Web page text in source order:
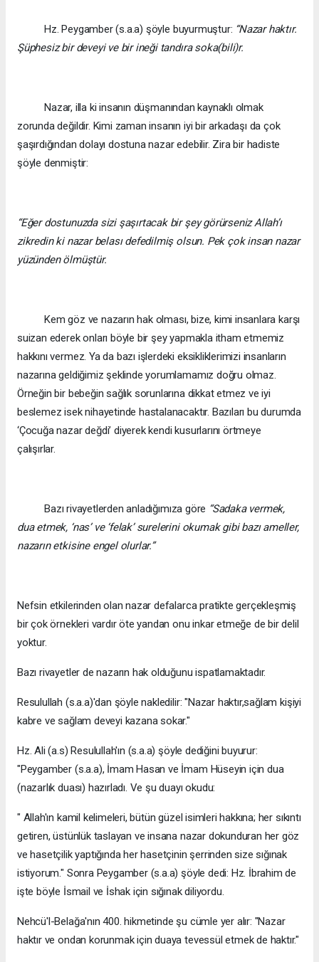
Hz. Peygamber (s.a.a) şöyle buyurmuştur: “Nazar haktır.
Şüphesiz bir deveyi ve bir ineği tandıra soka(bili)r.
Nazar, illa ki insanın düşmanından kaynaklı olmak
zorunda değildir. Kimi zaman insanın iyi bir arkadaşı da çok
şaşırdığından dolayı dostuna nazar edebilir. Zira bir hadiste
şöyle denmiştir:
“Eğer dostunuzda sizi şaşırtacak bir şey görürseniz Allah’ı
zikredin ki nazar belası defedilmiş olsun. Pek çok insan nazar
yüzünden ölmüştür.
Kem göz ve nazarın hak olması, bize, kimi insanlara karşı
suizan ederek onları böyle bir şey yapmakla itham etmemiz
hakkını vermez. Ya da bazı işlerdeki eksikliklerimizi insanların
nazarına geldiğimiz şeklinde yorumlamamız doğru olmaz.
Örneğin bir bebeğin sağlık sorunlarına dikkat etmez ve iyi
beslemez isek nihayetinde hastalanacaktır. Bazıları bu durumda
‘Çocuğa nazar değdi’ diyerek kendi kusurlarını örtmeye
çalışırlar.
Bazı rivayetlerden anladığımıza göre “Sadaka vermek,
dua etmek, ‘nas’ ve ‘felak’ surelerini okumak gibi bazı ameller,
nazarın etkisine engel olurlar.”
Nefsin etkilerinden olan nazar defalarca pratikte gerçekleşmiş
bir çok örnekleri vardır öte yandan onu inkar etmeğe de bir delil
yoktur.
Bazı rivayetler de nazarın hak olduğunu ispatlamaktadır.
Resulullah (s.a.a)'dan şöyle nakledilir: "Nazar haktır,sağlam kişiyi
kabre ve sağlam deveyi kazana sokar."
Hz. Ali (a.s) Resulullah'ın (s.a.a) şöyle dediğini buyurur:
"Peygamber (s.a.a), İmam Hasan ve İmam Hüseyin için dua
(nazarlık duası) hazırladı. Ve şu duayı okudu:
" Allah'ın kamil kelimeleri, bütün güzel isimleri hakkına; her sıkıntı
getiren, üstünlük taslayan ve insana nazar dokunduran her göz
ve hasetçilik yaptığında her hasetçinin şerrinden size sığınak
istiyorum." Sonra Peygamber (s.a.a) şöyle dedi: Hz. İbrahim de
işte böyle İsmail ve İshak için sığınak diliyordu.
Nehcü'l-Belağa'nın 400. hikmetinde şu cümle yer alır: "Nazar
haktır ve ondan korunmak için duaya tevessül etmek de haktır."